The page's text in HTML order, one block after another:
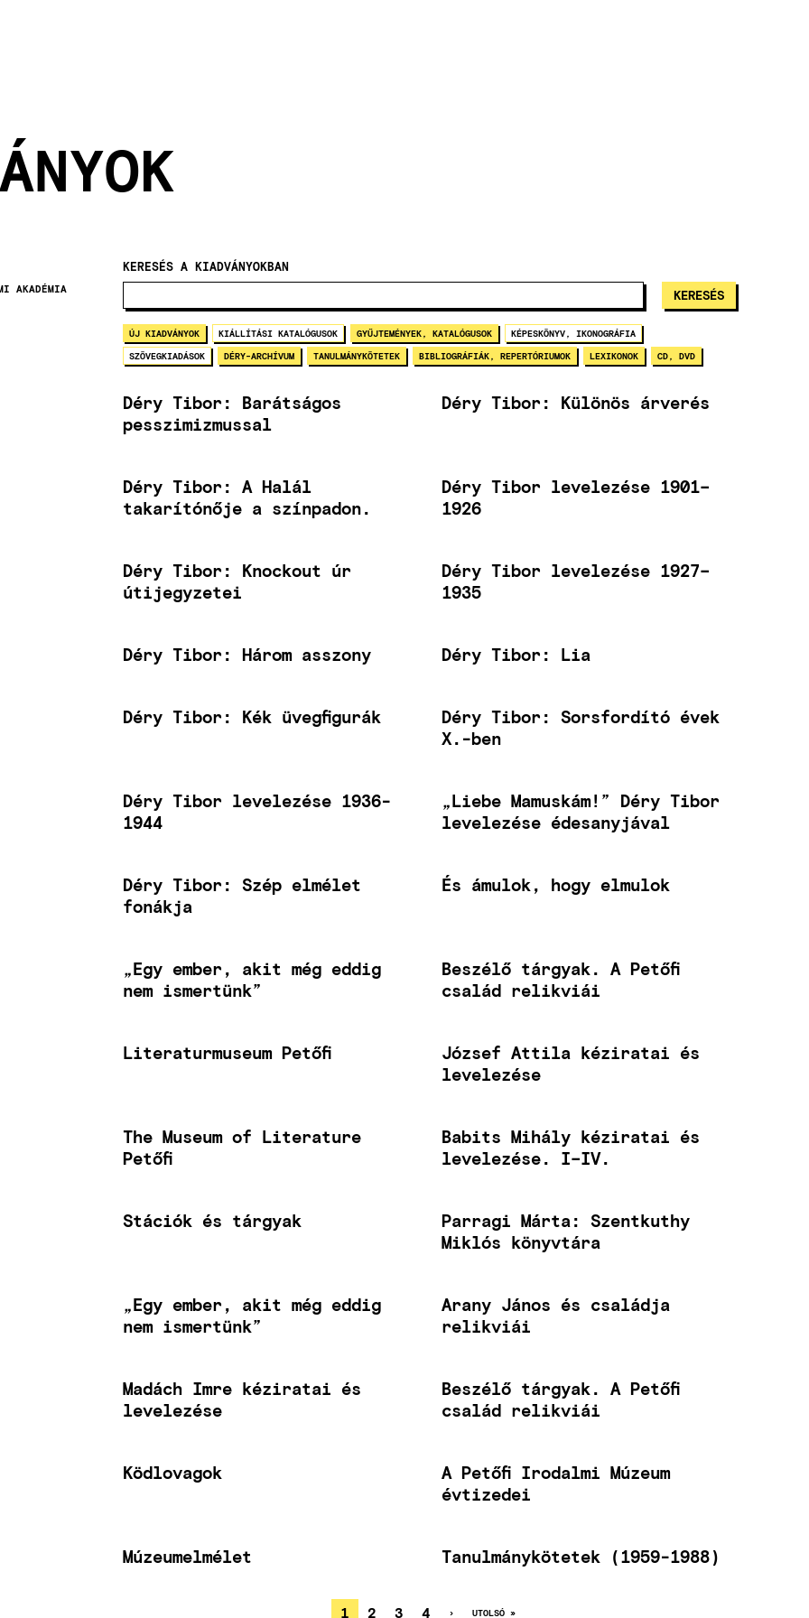
AKADÉMIA
KERESÉS A KIADVÁNYOKBAN
ÚJ KIADVÁNYOK KIÁLLÍTÁSI KATALÓGUSOK GYŰJTEMÉNYEK, KATALÓGUSOK KÉPESKÖNYV, IKONOGRÁFIA
SZÖVEGKIADÁSOK DÉRY-ARCHÍVUM TANULMÁNYKÖTETEK BIBLIOGRÁFIÁK, REPERTÓRIUMOK LEXIKONOK CD, DVD
Déry Tibor: Barátságos
pesszimizmussal
Déry Tibor: Különös árverés
Déry Tibor: A Halál
takarítónője a színpadon.
Déry Tibor levelezése 1901–
1926
Déry Tibor: Knockout úr
útijegyzetei
Déry Tibor levelezése 1927–
1935
Déry Tibor: Három asszony Déry Tibor: Lia
Déry Tibor: Kék üvegfigurák
Déry Tibor: Sorsfordító évek
X.-ben
Déry Tibor levelezése 1936-
1944
„Liebe Mamuskám!” Déry Tibor
levelezése édesanyjával
Déry Tibor: Szép elmélet
fonákja
És ámulok, hogy elmulok
„Egy ember, akit még eddig
nem ismertünk”
Beszélő tárgyak. A Petőfi
család relikviái
Literaturmuseum Petőfi
József Attila kéziratai és
levelezése
The Museum of Literature
Petőfi
Babits Mihály kéziratai és
levelezése. I–IV.
Stációk és tárgyak
Parragi Márta: Szentkuthy
Miklós könyvtára
„Egy ember, akit még eddig
nem ismertünk”
Arany János és családja
relikviái
Madách Imre kéziratai és
levelezése
Beszélő tárgyak. A Petőfi
család relikviái
Ködlovagok
A Petőfi Irodalmi Múzeum
évtizedei
Múzeumelmélet Tanulmánykötetek (1959-1988)
JELENLEGI
1 OLDAL
2 OLDAL
3 OLDAL
4
KÖVETKEZŐ
›
UTOLSÓ
UTOLSÓ »